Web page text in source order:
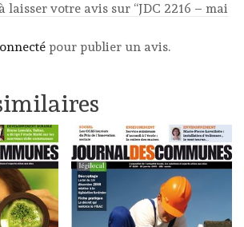
laisser votre avis sur “JDC 2216 – mai
pour publier un avis.